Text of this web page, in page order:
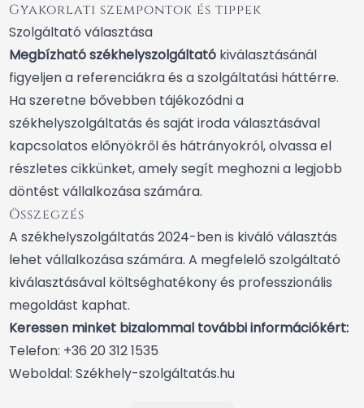
Gyakorlati szempontok és tippek
Szolgáltató választása
Megbízható székhelyszolgáltató kiválasztásánál
figyeljen a referenciákra és a szolgáltatási háttérre.
Ha szeretne bővebben tájékozódni a
székhelyszolgáltatás és saját iroda választásával
kapcsolatos előnyökről és hátrányokról,olvassa el
részletes cikkünket, amely segít meghozni a legjobb
döntést vállalkozása számára.
Összegzés
A székhelyszolgáltatás 2024-ben is kiváló választás
lehet vállalkozása számára. A megfelelő szolgáltató
kiválasztásával költséghatékony és professzionális
megoldást kaphat.
Keressen minket bizalommal további információkért:
Telefon: +36 20 312 1535
Weboldal: Székhely-szolgáltatás.hu